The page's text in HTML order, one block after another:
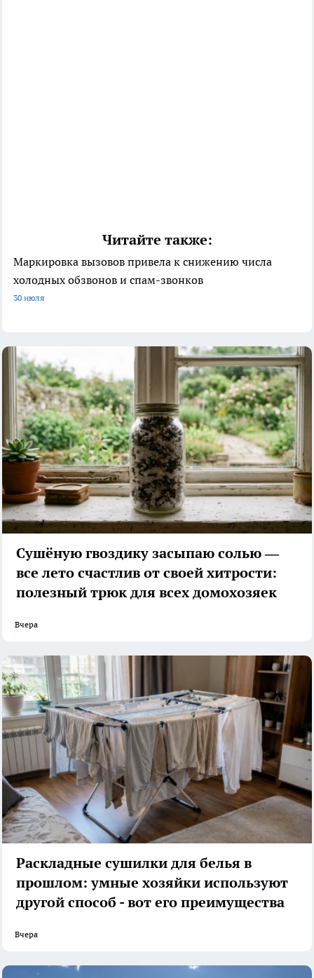
Читайте также:
Маркировка вызовов привела к снижению числа
холодных обзвонов и спам-звонков
30 июля
Сушёную гвоздику засыпаю солью —
все лето счастлив от своей хитрости:
полезный трюк для всех домохозяек
Вчера
Раскладные сушилки для белья в
прошлом: умные хозяйки используют
другой способ - вот его преимущества
Вчера